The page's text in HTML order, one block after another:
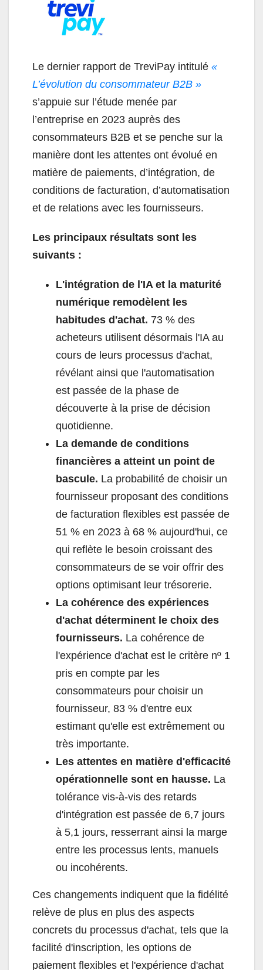
Le dernier rapport de TreviPay intitulé «
L’évolution du consommateur B2B »
s’appuie sur l’étude menée par
l’entreprise en 2023 auprès des
consommateurs B2B et se penche sur la
manière dont les attentes ont évolué en
matière de paiements, d’intégration, de
conditions de facturation, d’automatisation
et de relations avec les fournisseurs.
Les principaux résultats sont les
suivants :
L'intégration de l'IA et la maturité
numérique remodèlent les
habitudes d'achat. 73 % des
acheteurs utilisent désormais l'IA au
cours de leurs processus d'achat,
révélant ainsi que l'automatisation
est passée de la phase de
découverte à la prise de décision
quotidienne.
La demande de conditions
financières a atteint un point de
bascule. La probabilité de choisir un
fournisseur proposant des conditions
de facturation flexibles est passée de
51 % en 2023 à 68 % aujourd'hui, ce
qui reflète le besoin croissant des
consommateurs de se voir offrir des
options optimisant leur trésorerie.
La cohérence des expériences
d'achat déterminent le choix des
fournisseurs. La cohérence de
l'expérience d'achat est le critère nº 1
pris en compte par les
consommateurs pour choisir un
fournisseur, 83 % d'entre eux
estimant qu'elle est extrêmement ou
très importante.
Les attentes en matière d'efficacité
opérationnelle sont en hausse. La
tolérance vis-à-vis des retards
d'intégration est passée de 6,7 jours
à 5,1 jours, resserrant ainsi la marge
entre les processus lents, manuels
ou incohérents.
Ces changements indiquent que la fidélité
relève de plus en plus des aspects
concrets du processus d'achat, tels que la
facilité d'inscription, les options de
paiement flexibles et l'expérience d'achat